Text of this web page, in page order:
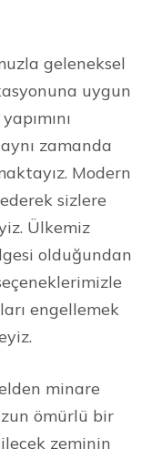
geleneksel
uygun
zamanda
Modern
sizlere
Ülkemiz
olduğundan
engellemek
minare
ömürlü bir
zeminin